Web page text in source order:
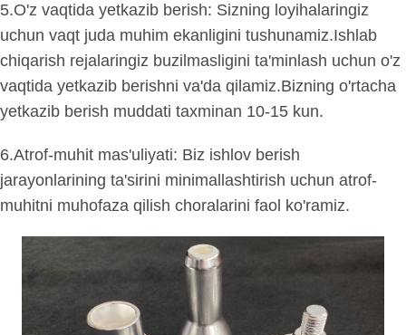
5.O'z vaqtida yetkazib berish: Sizning loyihalaringiz
uchun vaqt juda muhim ekanligini tushunamiz.Ishlab
chiqarish rejalaringiz buzilmasligini ta'minlash uchun o'z
vaqtida yetkazib berishni va'da qilamiz.Bizning o'rtacha
yetkazib berish muddati taxminan 10-15 kun.
6.Atrof-muhit mas'uliyati: Biz ishlov berish
jarayonlarining ta'sirini minimallashtirish uchun atrof-
muhitni muhofaza qilish choralarini faol ko'ramiz.